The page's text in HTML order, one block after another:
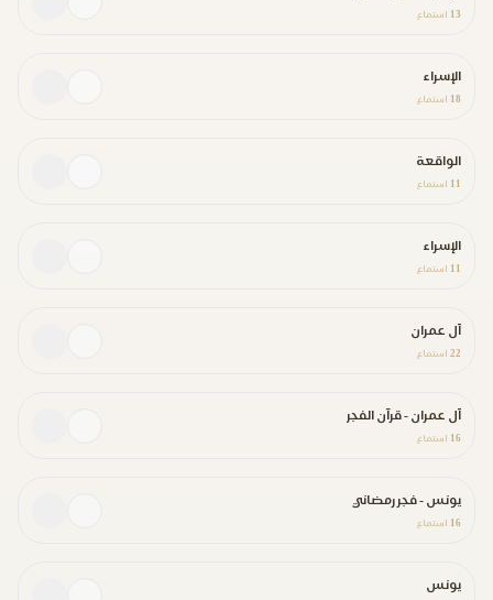
13 استماع
الإسراء
18 استماع
الواقعة
11 استماع
الإسراء
11 استماع
آل عمران
22 استماع
آل عمران - قرآن الفجر
16 استماع
يونس - فجر رمضاني
16 استماع
يونس